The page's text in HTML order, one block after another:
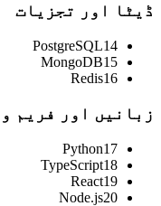
ڈیٹا اور تجزیات
PostgreSQL14
MongoDB15
Redis16
زبانیں اور فریم
Python17
TypeScript18
React19
Node.js20